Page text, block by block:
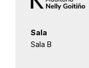
Sala
Sala B